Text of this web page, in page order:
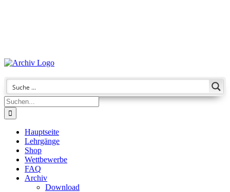
Suche
nach:
Hauptseite
Lehrgänge
Shop
Wettbewerbe
FAQ
Archiv
Download